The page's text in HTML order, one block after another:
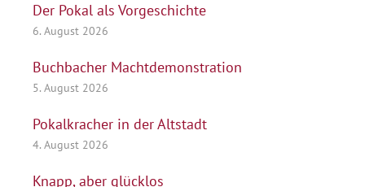
Der Pokal als Vorgeschichte
6. August 2026
Buchbacher Machtdemonstration
5. August 2026
Pokalkracher in der Altstadt
4. August 2026
Knapp, aber glücklos